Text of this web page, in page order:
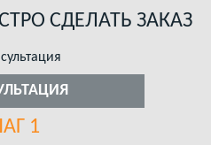
СДЕЛАТЬ ЗАКАЗ
1